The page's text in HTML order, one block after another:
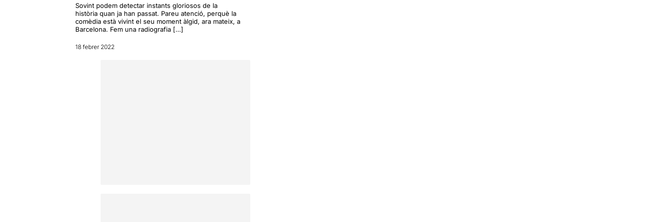
Sovint podem detectar instants gloriosos de la
història quan ja han passat. Pareu atenció, perquè la
comèdia està vivint el seu moment àlgid, ara mateix, a
Barcelona. Fem una radiografia […]
18 febrer 2022